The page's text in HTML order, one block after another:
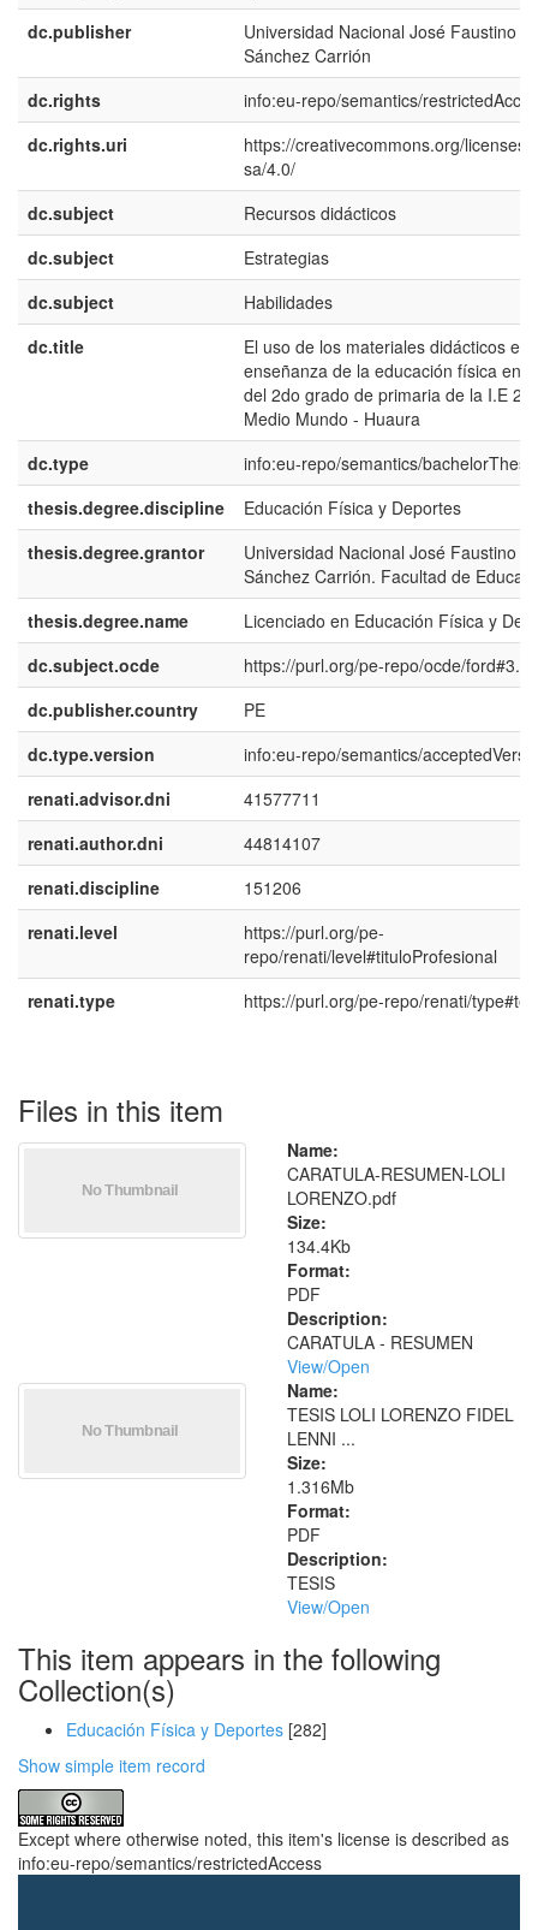
dc.publisher
Universidad Nacional José Faustino
Sánchez Carrión
dc.rights
info:eu-repo/semantics/
dc.rights.uri
https://creativecommons.org/licenses/
sa/4.0/
dc.subject
Recursos didácticos
dc.subject
Estrategias
dc.subject
Habilidades
dc.title
El uso de los materiales didácticos en
enseñanza de la educación física en
del 2do grado de primaria de la I.E
Medio Mundo - Huaura
dc.type
info:eu-repo/semantics/bachelorThesis
thesis.degree.discipline
Educación Física y Deportes
thesis.degree.grantor
Universidad Nacional José Faustino
Sánchez Carrión. Facultad de
thesis.degree.name
Licenciado en Educación Física y
dc.subject.ocde
https://purl.org/pe-repo/ocde/
dc.publisher.country
PE
dc.type.version
info:eu-repo/semantics/
renati.advisor.dni
41577711
renati.author.dni
44814107
renati.discipline
151206
renati.level
https://purl.org/pe-
repo/renati/level#tituloProfesional
renati.type
https://purl.org/pe-repo/renati/
Files in this item
Name:
CARATULA-RESUMEN-LOLI
LORENZO.pdf
Size:
134.4Kb
Format:
PDF
Description:
CARATULA - RESUMEN
View/Open
Name:
TESIS LOLI LORENZO FIDEL
LENNI ...
Size:
1.316Mb
Format:
PDF
Description:
TESIS
View/Open
This item appears in the following
Collection(s)
Educación Física y Deportes [282]
Show simple item record
Except where otherwise noted, this item's license is described as
info:eu-repo/semantics/restrictedAccess